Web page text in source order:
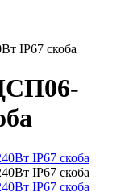
IP67 скоба